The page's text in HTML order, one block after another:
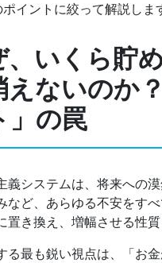
イントに絞って解説しま
、いくら貯
えないのか
」の罠
義システムは、将来への
など、あらゆる不安をす
置き換え、増幅させる性質
る最も鋭い視点は、「お